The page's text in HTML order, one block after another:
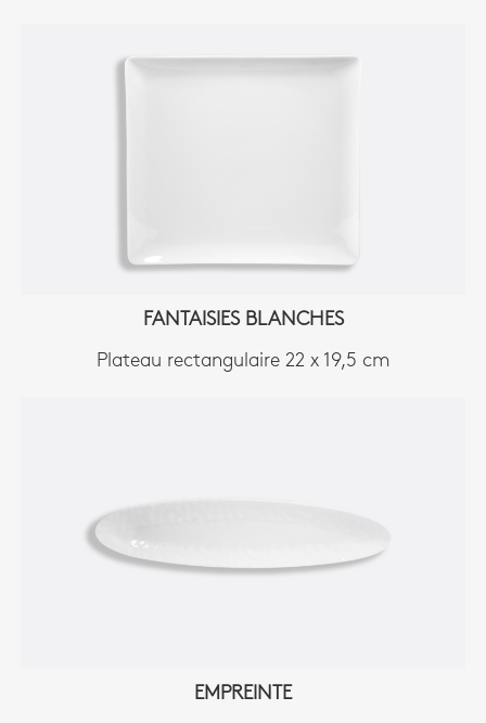
FANTAISIES BLANCHES
Plateau rectangulaire 22 x 19,5 cm
EMPREINTE